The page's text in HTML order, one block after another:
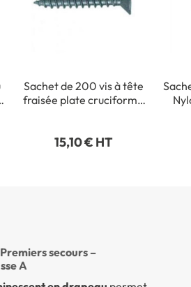
Sachet de 200 vis à tête
fraisée plate cruciforme
15,10 € HT
secours –
A